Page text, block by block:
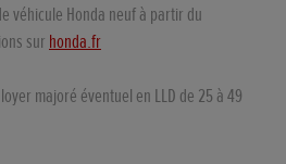
véhicule Honda neuf à partir du
sur honda.fr
majoré éventuel en LLD de 25 à 49